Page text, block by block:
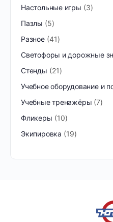
Настольные игры
3
Пазлы
5
Разное 41
Светофоры и дорожные
Стенды
21
Учебное оборудование и
Учебные тренажёры 7
Фликеры
10
Экипировка
19